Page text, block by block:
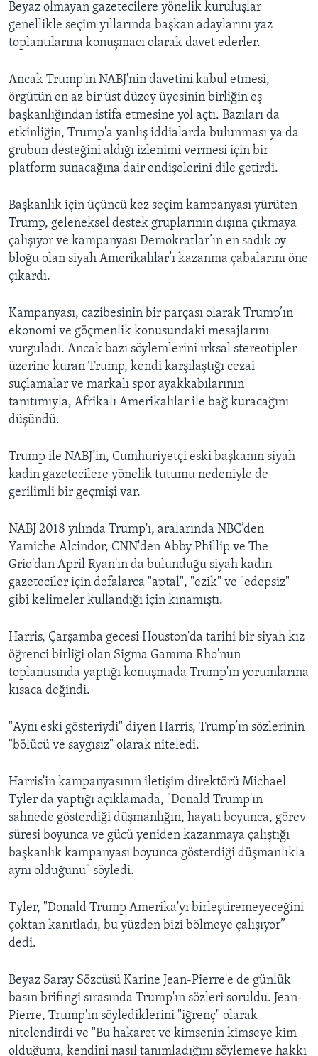
Beyaz olmayan gazetecilere yönelik kuruluşlar
genellikle seçim yıllarında başkan adaylarını yaz
toplantılarına konuşmacı olarak davet ederler.
Ancak Trump'ın NABJ'nin davetini kabul etmesi,
örgütün en az bir üst düzey üyesinin birliğin eş
başkanlığından istifa etmesine yol açtı. Bazıları da
etkinliğin, Trump'a yanlış iddialarda bulunması ya da
grubun desteğini aldığı izlenimi vermesi için bir
platform sunacağına dair endişelerini dile getirdi.
Başkanlık için üçüncü kez seçim kampanyası yürüten
Trump, geleneksel destek gruplarının dışına çıkmaya
çalışıyor ve kampanyası Demokratlar’ın en sadık oy
bloğu olan siyah Amerikalılar’ı kazanma çabalarını öne
çıkardı.
Kampanyası, cazibesinin bir parçası olarak Trump’ın
ekonomi ve göçmenlik konusundaki mesajlarını
vurguladı. Ancak bazı söylemlerini ırksal stereotipler
üzerine kuran Trump, kendi karşılaştığı cezai
suçlamalar ve markalı spor ayakkabılarının
tanıtımıyla, Afrikalı Amerikalılar ile bağ kuracağını
düşündü.
Trump ile NABJ’in, Cumhuriyetçi eski başkanın siyah
kadın gazetecilere yönelik tutumu nedeniyle de
gerilimli bir geçmişi var.
NABJ 2018 yılında Trump'ı, aralarında NBC’den
Yamiche Alcindor, CNN'den Abby Phillip ve The
Grio'dan April Ryan'ın da bulunduğu siyah kadın
gazeteciler için defalarca "aptal", "ezik" ve "edepsiz"
gibi kelimeler kullandığı için kınamıştı.
Harris, Çarşamba gecesi Houston'da tarihi bir siyah kız
öğrenci birliği olan Sigma Gamma Rho'nun
toplantısında yaptığı konuşmada Trump'ın yorumlarına
kısaca değindi.
"Aynı eski gösteriydi" diyen Harris, Trump’ın sözlerinin
"bölücü ve saygısız" olarak niteledi.
Harris'in kampanyasının iletişim direktörü Michael
Tyler da yaptığı açıklamada, "Donald Trump'ın
sahnede gösterdiği düşmanlığın, hayatı boyunca, görev
süresi boyunca ve gücü yeniden kazanmaya çalıştığı
başkanlık kampanyası boyunca gösterdiği düşmanlıkla
aynı olduğunu" söyledi.
Tyler, "Donald Trump Amerika'yı birleştiremeyeceğini
çoktan kanıtladı, bu yüzden bizi bölmeye çalışıyor”
dedi.
Beyaz Saray Sözcüsü Karine Jean-Pierre'e de günlük
basın brifingi sırasında Trump'ın sözleri soruldu. Jean-
Pierre, Trump'ın söylediklerini "iğrenç" olarak
nitelendirdi ve "Bu hakaret ve kimsenin kimseye kim
olduğunu, kendini nasıl tanımladığını söylemeye hakkı